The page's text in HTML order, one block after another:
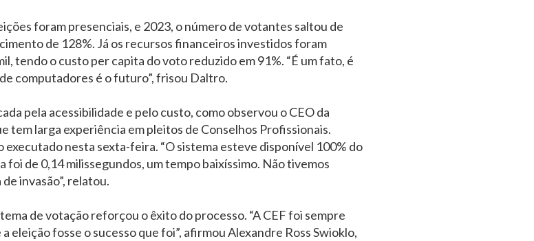
foram presenciais, e 2023, o número de votantes saltou de
de 128%. Já os recursos financeiros investidos foram
tendo o custo per capita do voto reduzido em 91%. “É um fato, é
computadores é o futuro”, frisou Daltro.
pela acessibilidade e pelo custo, como observou o CEO da
tem larga experiência em pleitos de Conselhos Profissionais.
nesta sexta-feira. “O sistema esteve disponível 100% do
de 0,14 milissegundos, um tempo baixíssimo. Não tivemos
invasão”, relatou.
de votação reforçou o êxito do processo. “A CEF foi sempre
eleição fosse o sucesso que foi”, afirmou Alexandre Ross Swioklo,